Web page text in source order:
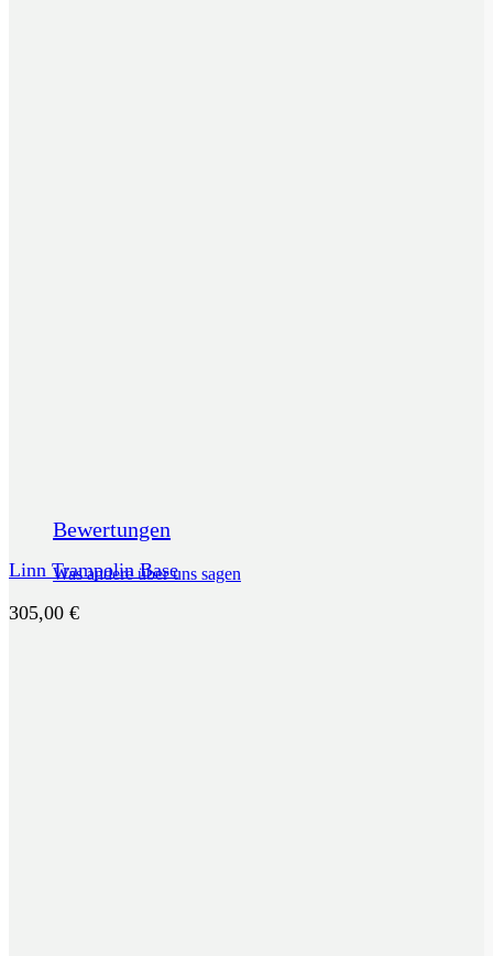
Bewertungen
Was andere über uns sagen
Linn Trampolin Base
305,00 €